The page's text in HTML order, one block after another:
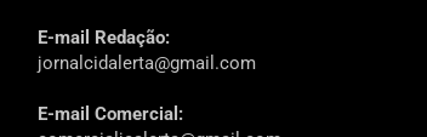
E-mail Redação:
jornalcidalerta@gmail.com
E-mail Comercial: